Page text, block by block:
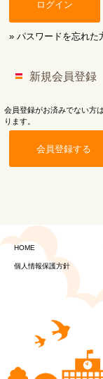
ログイン
» パスワードを忘れた
新規会員登録
会員登録がお済みでない方
ります。
会員登録する
HOME
個人情報保護方針